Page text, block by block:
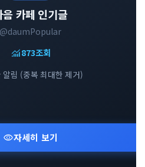
음 카페 인기글
@daumPopular
monitoring873조회
림 (중복 최대한 제거)
visibility자세히 보기